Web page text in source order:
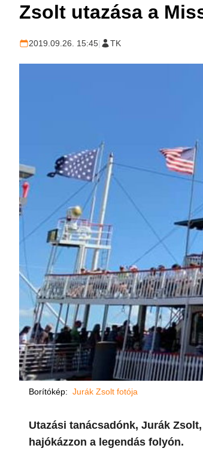
Zsolt utazása a
2019.09.26. 15:45| TK
Borítókép: Jurák Zsolt fotója
Utazási tanácsadónk, Jurák
hajókázzon a legendás folyón.